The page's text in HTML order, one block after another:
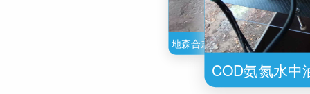
COD氨氮水中
地森合志DSOD703非接触式溢
警系统安装在海南油库
地森合志DSOD703 溢油监测
装在俄罗斯污水渠